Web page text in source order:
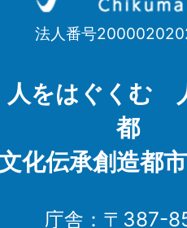
Chikuma
法人番号
をはぐくむ
都
化伝承創造都
庁舎：〒387-